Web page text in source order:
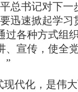
总书记对下一
迅速掀起学习
过各种方式组
、宣传，使全
”
现代化，是伟